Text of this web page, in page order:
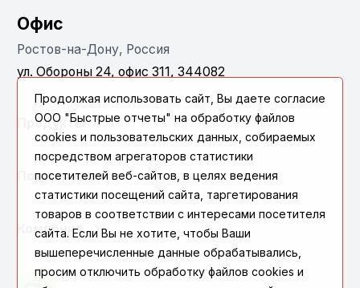
Офис
Ростов-на-Дону, Россия
ул. Обороны 24, офис 311, 344082
Продукты
Поддержка
Компания
Продолжая использовать сайт, Вы даете согласие
ООО "Быстрые отчеты" на обработку файлов
cookies и пользовательских данных, собираемых
посредством агрегаторов статистики
посетителей веб-сайтов, в целях ведения
статистики посещений сайта, таргетирования
товаров в соответствии с интересами посетителя
сайта. Если Вы не хотите, чтобы Ваши
вышеперечисленные данные обрабатывались,
просим отключить обработку файлов cookies и